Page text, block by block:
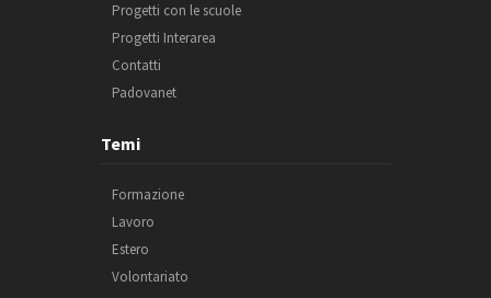
Progetti con le scuole
Progetti Interarea
Contatti
Padovanet
Temi
Formazione
Lavoro
Estero
Volontariato